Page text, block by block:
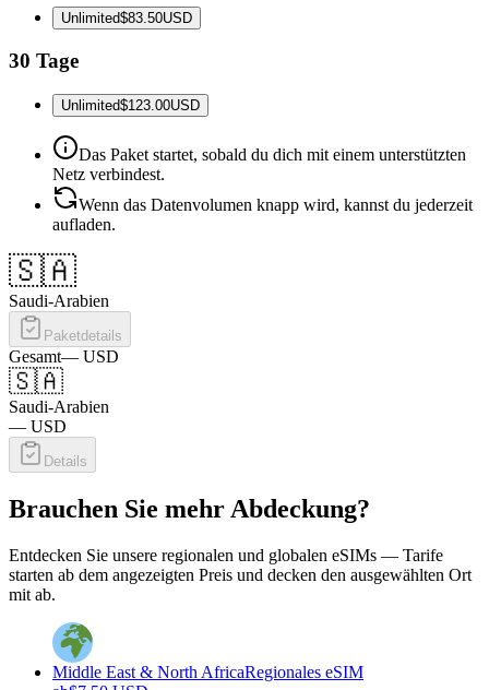
Unlimited$83.50USD
30 Tage
Unlimited$123.00USD
Das Paket startet, sobald du dich mit einem unterstützten
Netz verbindest.
Wenn das Datenvolumen knapp wird, kannst du jederzeit
aufladen.
🇸🇦
Saudi-Arabien
Paketdetails
Gesamt— USD
🇸🇦
Saudi-Arabien
— USD
Details
Brauchen Sie mehr Abdeckung?
Entdecken Sie unsere regionalen und globalen eSIMs — Tarife
starten ab dem angezeigten Preis und decken den ausgewählten Ort
mit ab.
Middle East & North AfricaRegionales eSIM